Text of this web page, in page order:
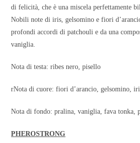
di felicità, che è una miscela perfettamente
Nobili note di iris, gelsomino e fiori
profondi accordi di patchouli e da una
vaniglia.
Nota di testa: ribes nero, pisello
rNota di cuore: fiori d’arancio, gelsomino,
Nota di fondo: pralina, vaniglia, fava tonka,
PHEROSTRONG